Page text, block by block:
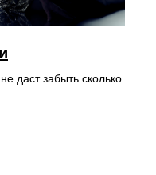
даст забыть сколько